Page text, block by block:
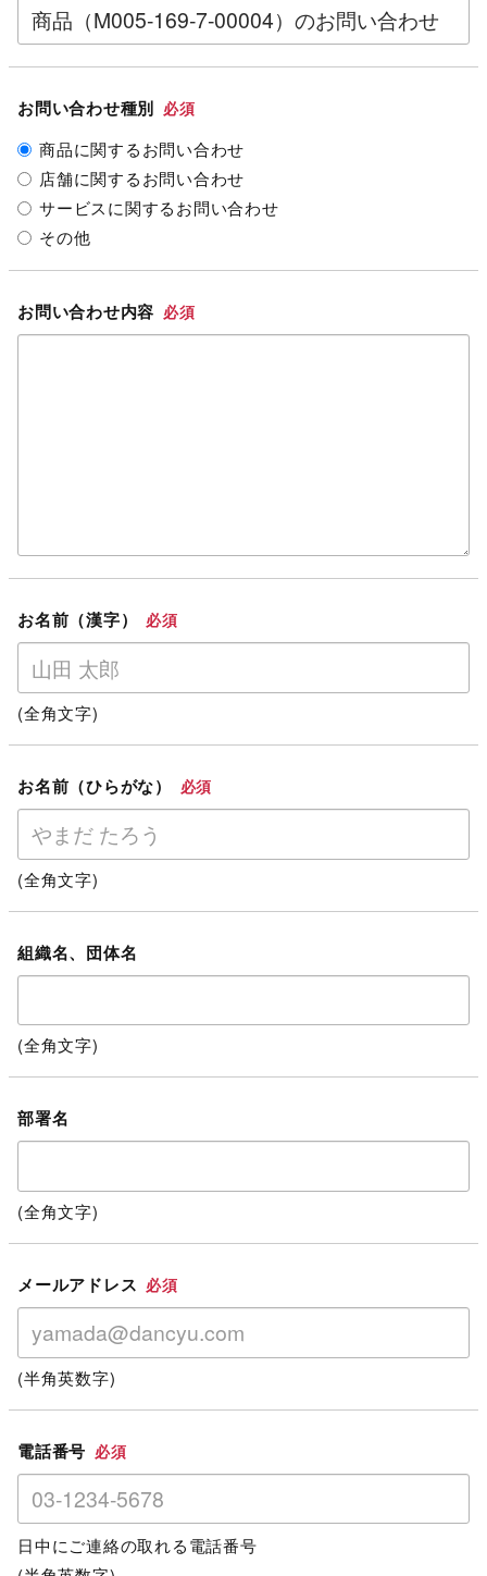
お問い合わせ種別 必須
商品に関するお問い合わせ
店舗に関するお問い合わせ
サービスに関するお問い合わせ
その他
お問い合わせ内容 必須
お名前（漢字） 必須
(全角文字)
お名前（ひらがな） 必須
(全角文字)
組織名、団体名
(全角文字)
部署名
(全角文字)
メールアドレス 必須
(半角英数字)
電話番号 必須
日中にご連絡の取れる電話番号